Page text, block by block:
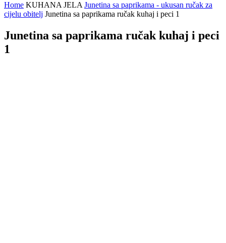
Home KUHANA JELA Junetina sa paprikama - ukusan ručak za
cijelu obitelj Junetina sa paprikama ručak kuhaj i peci 1
Junetina sa paprikama ručak kuhaj i peci
1